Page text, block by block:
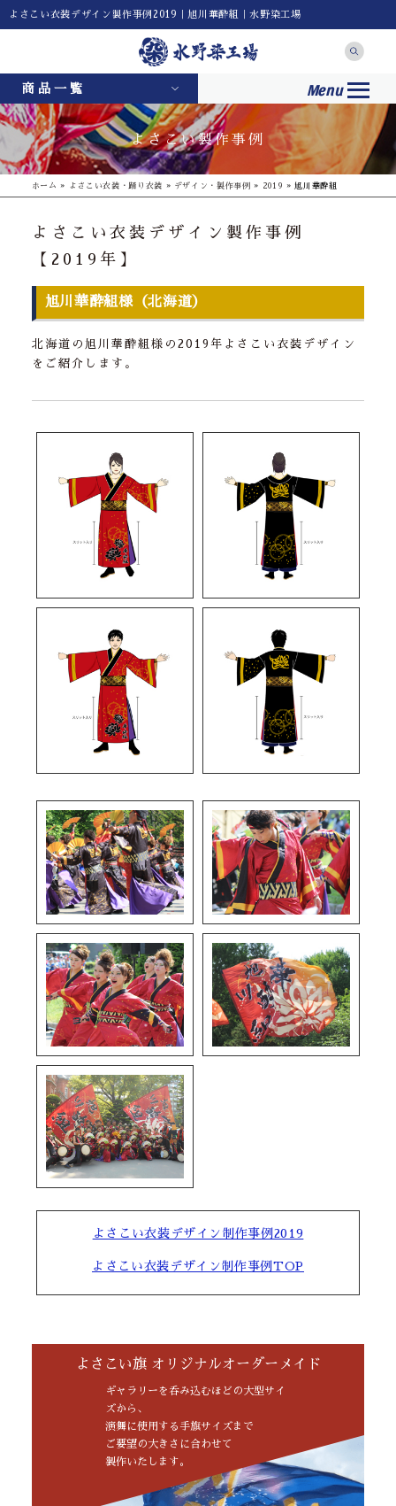
よさこい衣装デザイン製作事例2019｜旭川華酔組｜水野染工場
商品一覧 Menu
よさこい製作事例
ホーム » よさこい衣装・踊り衣装 » デザイン・製作事例 » 2019 » 旭川華酔組
よさこい衣装デザイン製作事例
【2019年】
旭川華酔組様（北海道）
北海道の旭川華酔組様の2019年よさこい衣装デザイン
をご紹介します。
よさこい衣装デザイン制作事例2019
よさこい衣装デザイン制作事例TOP
よさこい旗 オリジナルオーダーメイド
ギャラリーを呑み込むほどの大型サイ
ズから、
演舞に使用する手旗サイズまで
ご要望の大きさに合わせて
製作いたします。